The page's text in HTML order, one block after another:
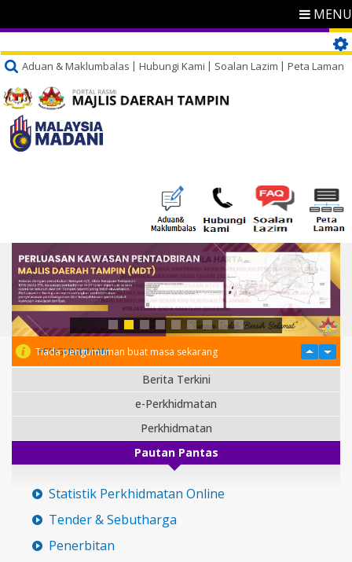
MENU
Aduan & Maklumbalas Hubungi Kami Soalan Lazim Peta Laman
PENGUMUMAN
Tiada pengumuman buat masa sekarang
Berita Terkini
e-Perkhidmatan
Perkhidmatan
Pautan Pantas
Statistik Perkhidmatan Online
Tender & Sebutharga
Penerbitan